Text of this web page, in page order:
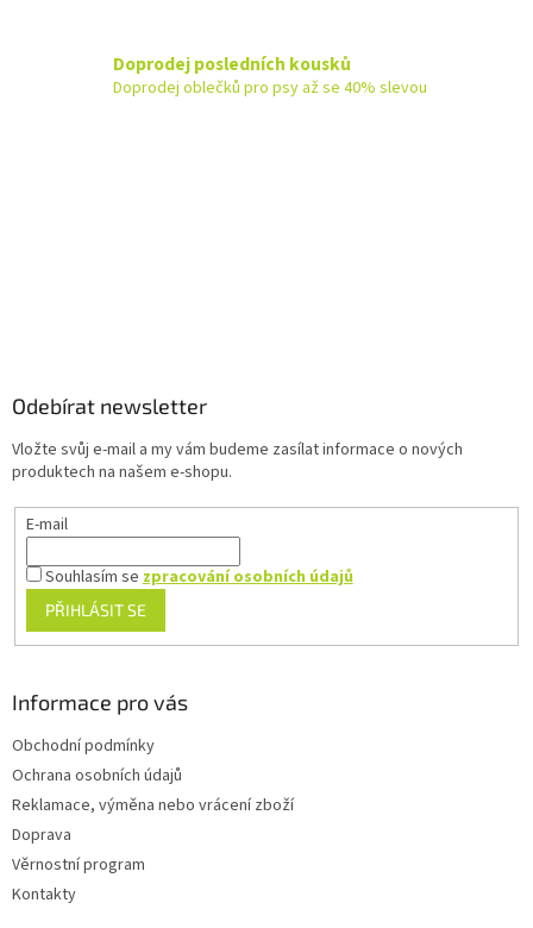
d
a
Doprodej posledních kousků
Doprodej oblečků pro psy až se 40% slevou
Odebírat newsletter
Vložte svůj e-mail a my vám budeme zasílat informace o nových
produktech na našem e-shopu.
E-mail
Souhlasím sezpracování osobních údajů
PŘIHLÁSIT SE
Informace pro vás
Obchodní podmínky
Ochrana osobních údajů
Reklamace, výměna nebo vrácení zboží
Doprava
Věrnostní program
Kontakty